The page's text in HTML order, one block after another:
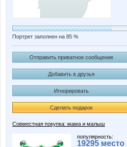
Портрет заполнен на 85 %
Отправить приватное сообщение
Добавить в друзья
Игнорировать
Сделать подарок
Совместная покупка: мама и малыш
популярность:
19295 место